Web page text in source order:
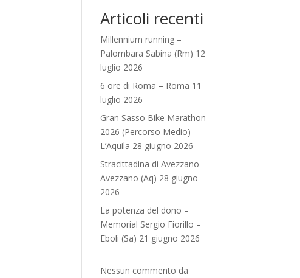
Articoli recenti
Millennium running –
Palombara Sabina (Rm) 12
luglio 2026
6 ore di Roma – Roma 11
luglio 2026
Gran Sasso Bike Marathon
2026 (Percorso Medio) –
L’Aquila 28 giugno 2026
Stracittadina di Avezzano –
Avezzano (Aq) 28 giugno
2026
La potenza del dono –
Memorial Sergio Fiorillo –
Eboli (Sa) 21 giugno 2026
Nessun commento da